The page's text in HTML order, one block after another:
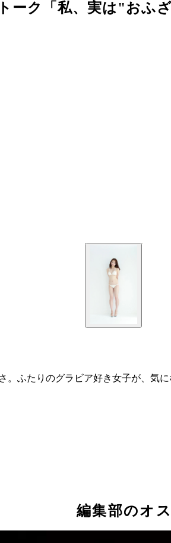
ーク「私、実は"おふ
ふたりのグラビア好き女子が、気
編集部のオ